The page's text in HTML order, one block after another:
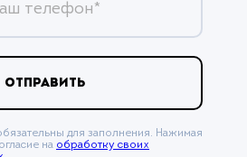
телефон*
ОТПРАВИТЬ
для заполнения. Нажимая
на обработку своих